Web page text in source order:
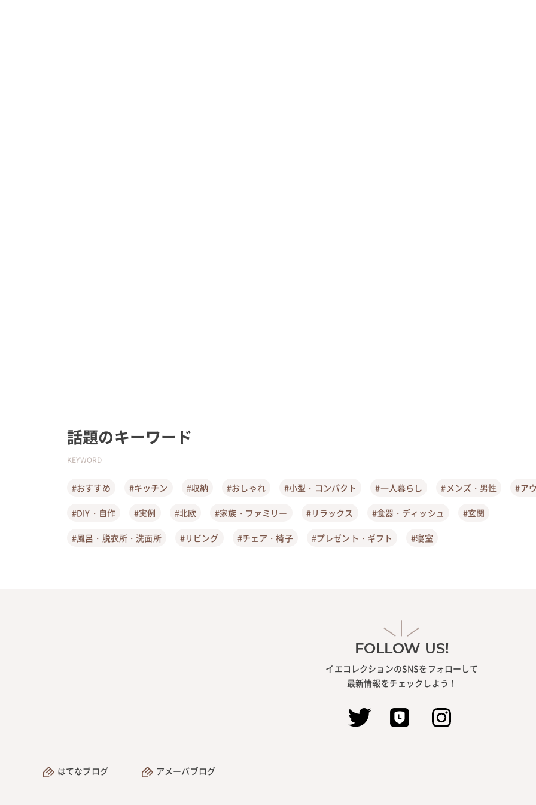
話題のキーワード
KEYWORD
#おすすめ #キッチン #収納 #おしゃれ #小型・コンパクト #一人暮らし #メンズ・男性 #ア
#DIY・自作 #実例 #北欧 #家族・ファミリー #リラックス #食器・ディッシュ #玄関
#風呂・脱衣所・洗面所 #リビング #チェア・椅子 #プレゼント・ギフト #寝室
FOLLOW US!
イエコレクションのSNSをフォローして
最新情報をチェックしよう！
はてなブログ アメーバブログ